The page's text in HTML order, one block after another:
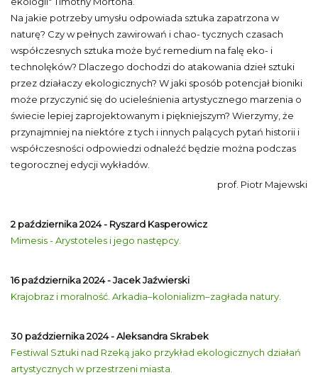
Na jakie potrzeby umysłu odpowiada sztuka zapatrzona w
naturę? Czy w pełnych zawirowań i chao- tycznych czasach
współczesnych sztuka może być remedium na falę eko- i
technolęków? Dlaczego dochodzi do atakowania dzieł sztuki
przez działaczy ekologicznych? W jaki sposób potencjał bioniki
może przyczynić się do ucieleśnienia artystycznego marzenia o
świecie lepiej zaprojektowanym i piękniejszym? Wierzymy, że
przynajmniej na niektóre z tych i innych palących pytań historii i
współczesności odpowiedzi odnaleźć będzie można podczas
tegorocznej edycji wykładów.
prof. Piotr Majewski
2 października 2024 - Ryszard Kasperowicz
Mimesis - Arystoteles i jego następcy.
16 października 2024 - Jacek Jaźwierski
Krajobraz i moralność. Arkadia–kolonializm–zagłada natury.
30 października 2024 - Aleksandra Skrabek
Festiwal Sztuki nad Rzeką jako przykład ekologicznych działań
artystycznych w przestrzeni miasta.